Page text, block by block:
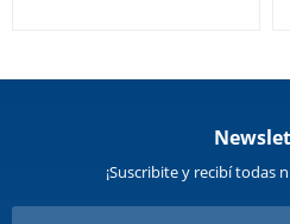
¡Suscribite y recibí todas